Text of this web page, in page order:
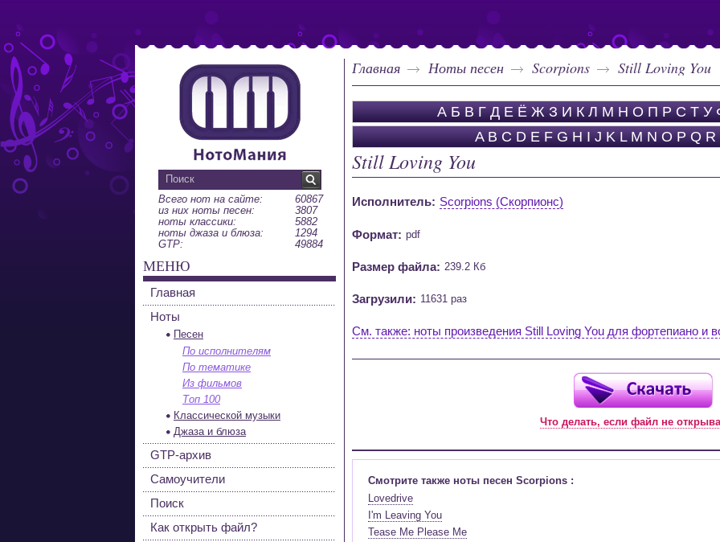
Главная Ноты песен Scorpions Still Loving You
А Б В Г Д Е Ё Ж З И К Л М Н О П Р С Т У
A B C D E F G H I J K L M N O P Q R
Still Loving You
Исполнитель: Scorpions (Скорпионс)
Формат: pdf
Размер файла: 239.2 Кб
Загрузили: 11631 раз
См. также: ноты произведения Still Loving You для фортепиано и
Что делать, если файл не
Смотрите также ноты песен Scorpions :
Lovedrive
I'm Leaving You
Tease Me Please Me
Всего нот на сайте:
60867
из них ноты песен:
3807
ноты классики:
5882
ноты джаза и блюза:
1294
GTP:
49884
МЕНЮ
Главная
Ноты
Песен
По исполнителям
По тематике
Из фильмов
Топ 100
Классической музыки
Джаза и блюза
GTP-архив
Самоучители
Поиск
Как открыть файл?